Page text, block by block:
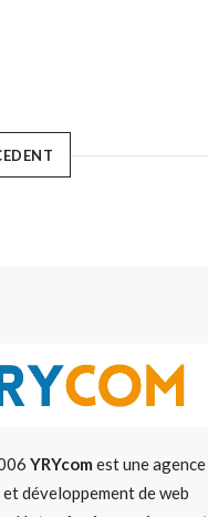
YRYcom est une agence
développement de web